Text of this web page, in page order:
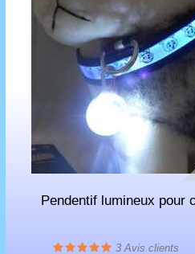
Pendentif lumineux pour
3 Avis clients